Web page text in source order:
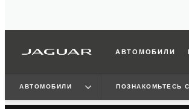
АВТОМОБИЛИ
АВТОМОБИЛИ ПОЗНАКОМЬТЕСЬ С